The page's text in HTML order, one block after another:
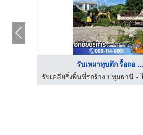
รับเหมาทุบตึก รื้อถอ ...